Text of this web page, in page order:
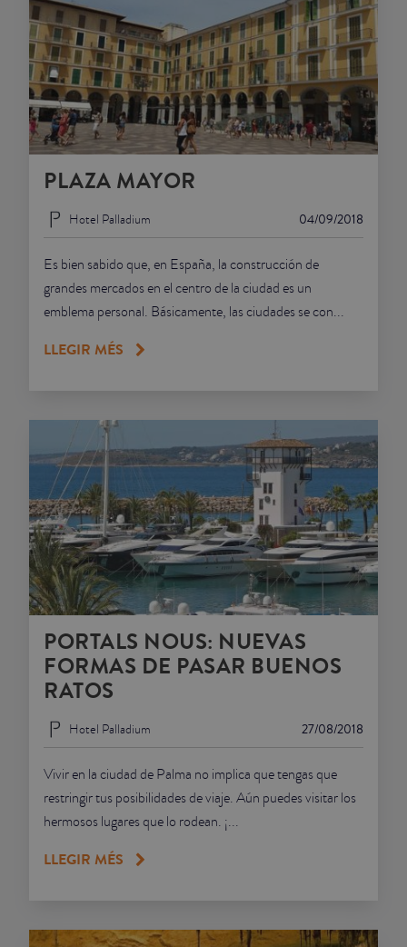
PLAZA MAYOR
04/09/2018
Hotel Palladium
Es bien sabido que, en España, la construcción de
grandes mercados en el centro de la ciudad es un
emblema personal. Básicamente, las ciudades se con...
LLEGIR MÉS
PORTALS NOUS: NUEVAS
FORMAS DE PASAR BUENOS
RATOS
27/08/2018
Hotel Palladium
Vivir en la ciudad de Palma no implica que tengas que
restringir tus posibilidades de viaje. Aún puedes visitar los
hermosos lugares que lo rodean. ¡...
LLEGIR MÉS